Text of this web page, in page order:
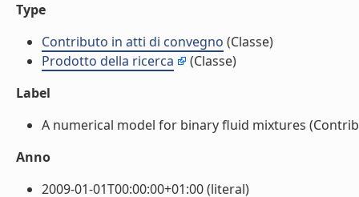
Type
Contributo in atti di convegno (Classe)
Prodotto della ricerca
(Classe)
Label
A numerical model for binary fluid mixtures
Anno
2009-01-01T00:00:00+01:00 (literal)